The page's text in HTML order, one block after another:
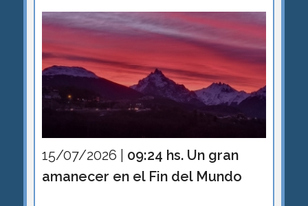
15/07/2026 | 09:24 hs. Un gran
amanecer en el Fin del Mundo